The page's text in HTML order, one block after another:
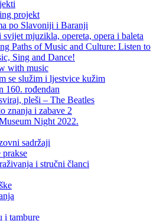
projekt
po Slavoniji i Baranji
svijet mjuzikla, opereta, opera i baleta
Paths of Music and Culture: Listen to
Sing and Dance!
with music
se služim i ljestvice kužim
160. rođendan
pleši – The Beatles
znanja i zabave 2
Night 2022.
sadržaji
i stručni članci
i tambure